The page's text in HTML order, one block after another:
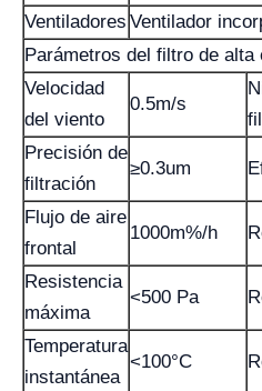
Ventiladores Ventilador
Parámetros del filtro de alta
Velocidad
del viento
0.5m/s
Precisión de
filtración
≥0.3um
Flujo de aire
frontal
1000m%/h
Resistencia
máxima
<500 Pa
Temperatura
instantánea
<100°C